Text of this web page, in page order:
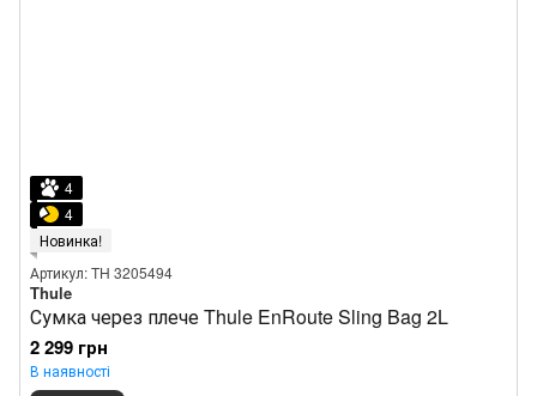
4
4
Новинка!
Артикул: TH 3205494
Thule
Сумка через плече Thule EnRoute Sling Bag 2L
2 299 грн
В наявності